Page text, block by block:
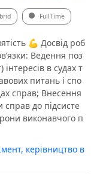
FullTime
💪 Досвід роб
Ведення поз
в судах т
питань і спо
справ; Внесення
справ до підсисте
виконавчого п
керівництво в